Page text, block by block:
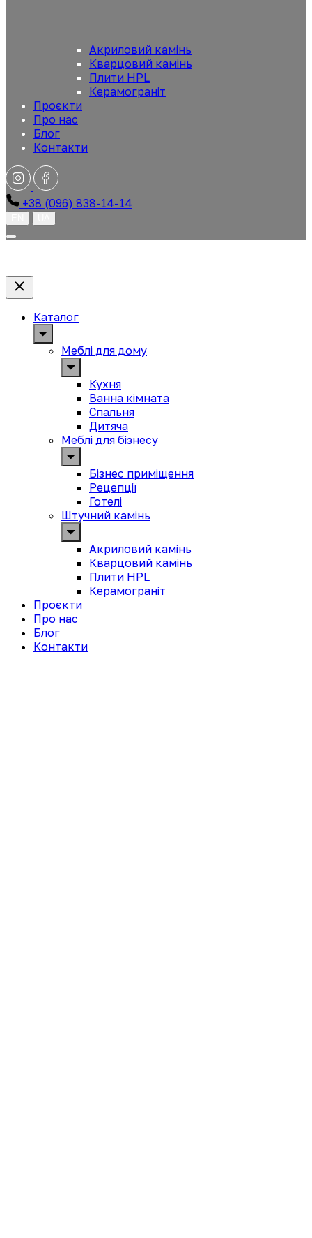
Акриловий камінь
Кварцовий камінь
Плити HPL
Керамограніт
Проєкти
Про нас
Блог
Контакти
+38 (096) 838-14-14
Каталог
Меблі для дому
Кухня
Ванна кімната
Спальня
Дитяча
Меблі для бізнесу
Бізнес приміщення
Рецепції
Готелі
Штучний камінь
Акриловий камінь
Кварцовий камінь
Плити HPL
Керамограніт
Проєкти
Про нас
Блог
Контакти